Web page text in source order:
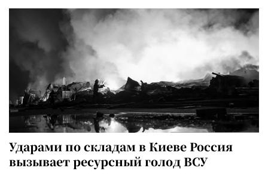
Ударами по складам в Киеве Россия
вызывает ресурсный голод ВСУ